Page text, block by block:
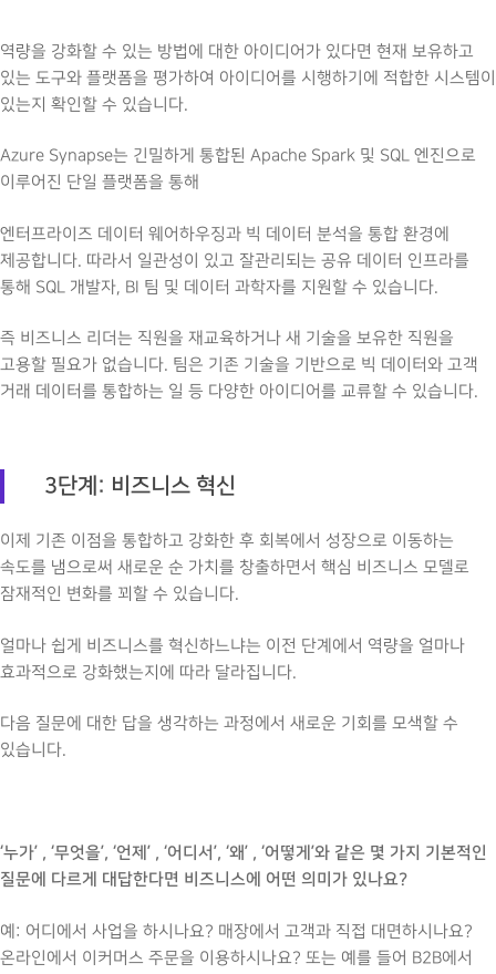
역량을 강화할 수 있는 방법에 대한 아이디어가 있다면 현재 보유하고
있는 도구와 플랫폼을 평가하여 아이디어를 시행하기에 적합한 시스템이
있는지 확인할 수 있습니다.
Azure Synapse는 긴밀하게 통합된 Apache Spark 및 SQL 엔진으로
이루어진 단일 플랫폼을 통해
엔터프라이즈 데이터 웨어하우징과 빅 데이터 분석을 통합 환경에
제공합니다. 따라서 일관성이 있고 잘관리되는 공유 데이터 인프라를
통해 SQL 개발자, BI 팀 및 데이터 과학자를 지원할 수 있습니다.
즉 비즈니스 리더는 직원을 재교육하거나 새 기술을 보유한 직원을
고용할 필요가 없습니다. 팀은 기존 기술을 기반으로 빅 데이터와 고객
거래 데이터를 통합하는 일 등 다양한 아이디어를 교류할 수 있습니다.
3단계: 비즈니스 혁신
이제 기존 이점을 통합하고 강화한 후 회복에서 성장으로 이동하는
속도를 냄으로써 새로운 순 가치를 창출하면서 핵심 비즈니스 모델로
잠재적인 변화를 꾀할 수 있습니다.
얼마나 쉽게 비즈니스를 혁신하느냐는 이전 단계에서 역량을 얼마나
효과적으로 강화했는지에 따라 달라집니다.
다음 질문에 대한 답을 생각하는 과정에서 새로운 기회를 모색할 수
있습니다.
‘누가’ , ‘무엇을’, ‘언제’ , ‘어디서’, ‘왜’ , ‘어떻게’와 같은 몇 가지 기본적인
질문에 다르게 대답한다면 비즈니스에 어떤 의미가 있나요?
예: 어디에서 사업을 하시나요? 매장에서 고객과 직접 대면하시나요?
온라인에서 이커머스 주문을 이용하시나요? 또는 예를 들어 B2B에서